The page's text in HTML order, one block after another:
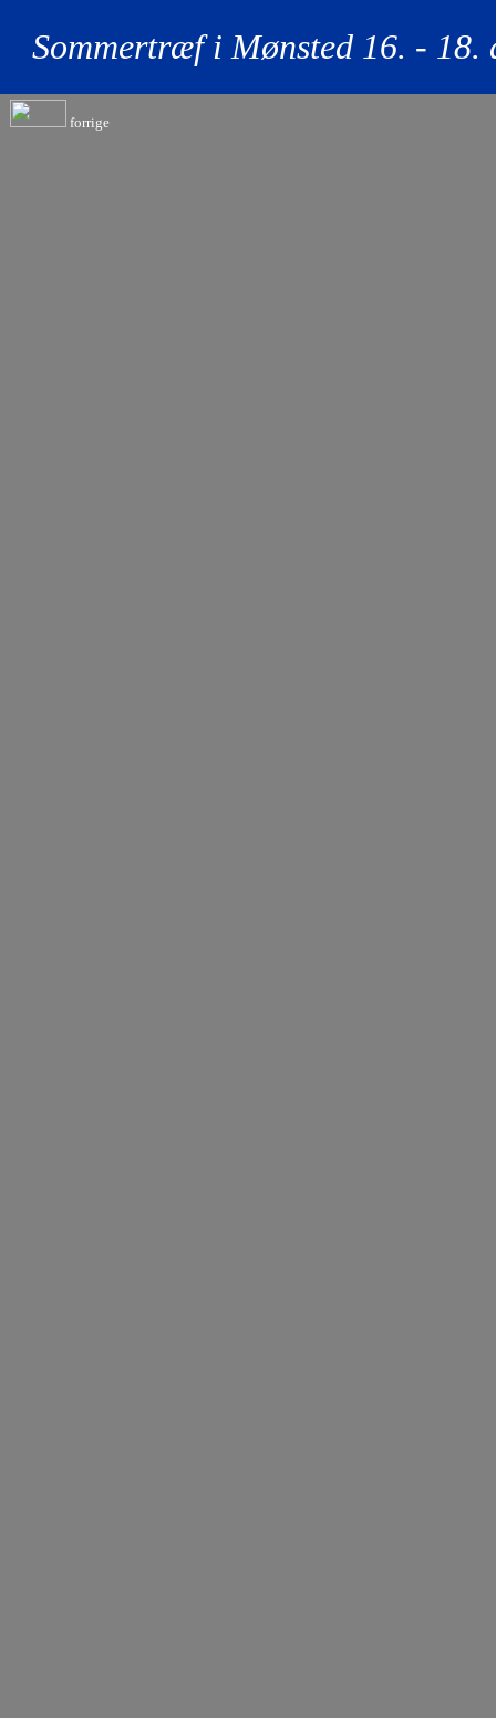
Sommertræf i Mønsted 16. - 18.
forrige